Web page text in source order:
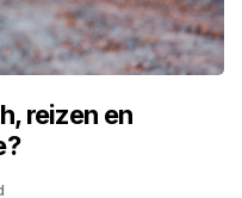
reizen en